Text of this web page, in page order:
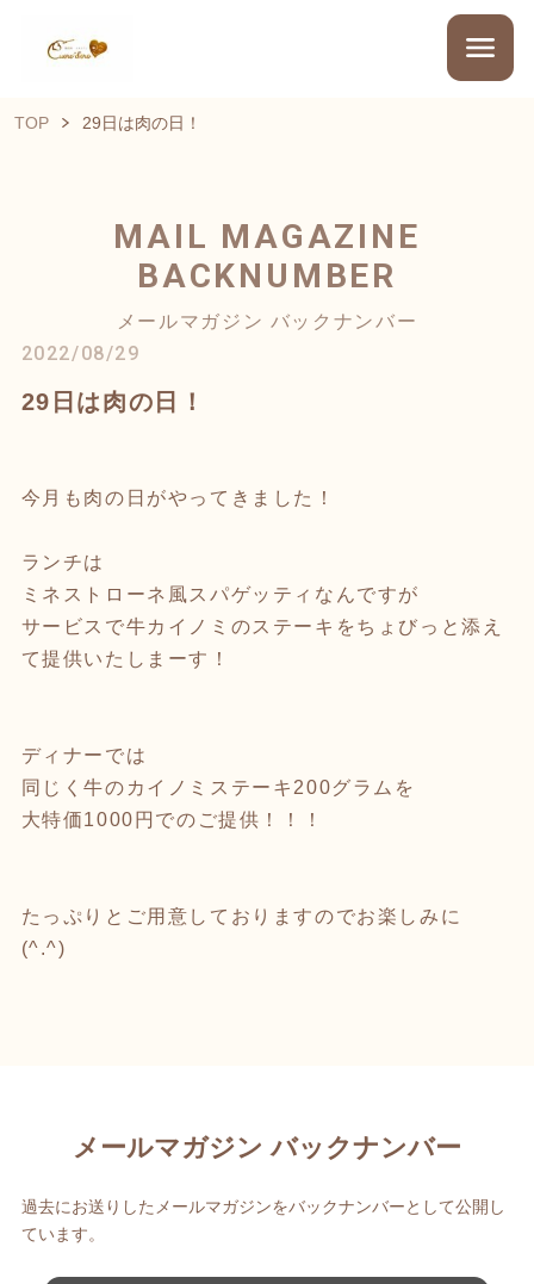
TOP 29日は肉の日！
MAIL MAGAZINE
BACKNUMBER
メールマガジン バックナンバー
2022/08/29
29日は肉の日！
今月も肉の日がやってきました！
ランチは
ミネストローネ風スパゲッティなんですが
サービスで牛カイノミのステーキをちょびっと添え
て提供いたしまーす！
ディナーでは
同じく牛のカイノミステーキ200グラムを
大特価1000円でのご提供！！！
たっぷりとご用意しておりますのでお楽しみに
(^.^)
メールマガジン バックナンバー
過去にお送りしたメールマガジンをバックナンバーとして公開し
ています。